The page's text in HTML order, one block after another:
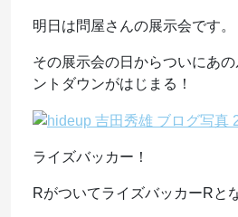
明日は問屋さんの展示会です。
その展示会の日からついにあ
ントダウンがはじまる！
ライズバッカー！
RがついてライズバッカーRと